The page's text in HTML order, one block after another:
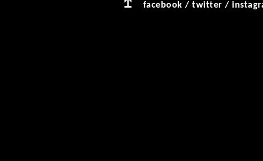
facebook /twitter /